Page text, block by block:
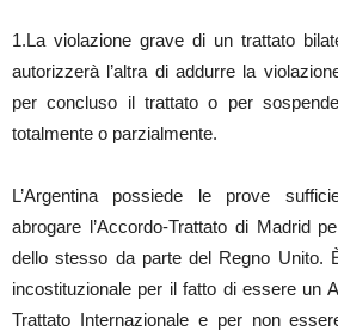
1.La violazione grave di un trattato
autorizzerà l’altra di addurre la
per concluso il trattato o per
totalmente o parzialmente.
L’Argentina possiede le prove
abrogare l’Accordo-Trattato di Madrid
dello stesso da parte del Regno Unito.
incostituzionale per il fatto di essere un
Trattato Internazionale e per non